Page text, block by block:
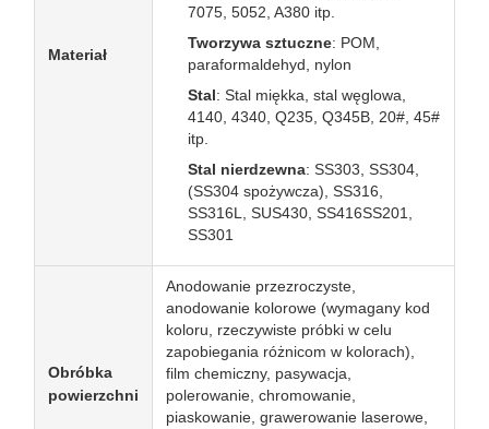
Materiał
7075, 5052, A380 itp.
Tworzywa sztuczne: POM,
paraformaldehyd, nylon
Stal: Stal miękka, stal węglowa,
4140, 4340, Q235, Q345B, 20#, 45#
itp.
Stal nierdzewna: SS303, SS304,
(SS304 spożywcza), SS316,
SS316L, SUS430, SS416SS201,
SS301
Obróbka
powierzchni
Anodowanie przezroczyste,
anodowanie kolorowe (wymagany kod
koloru, rzeczywiste próbki w celu
zapobiegania różnicom w kolorach),
film chemiczny, pasywacja,
polerowanie, chromowanie,
piaskowanie, grawerowanie laserowe,